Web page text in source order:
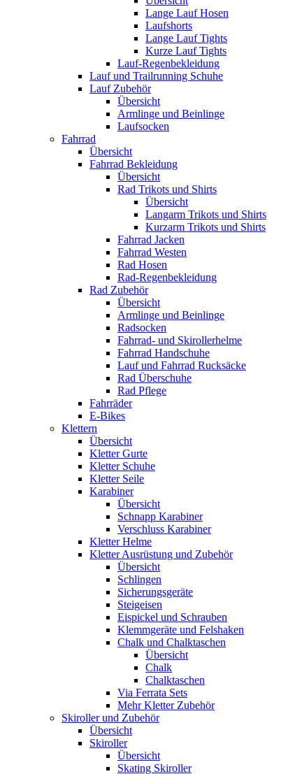
Lange Lauf Hosen
Laufshorts
Lange Lauf Tights
Kurze Lauf Tights
Lauf-Regenbekleidung
Lauf und Trailrunning Schuhe
Lauf Zubehör
Übersicht
Armlinge und Beinlinge
Laufsocken
Fahrrad
Übersicht
Fahrrad Bekleidung
Übersicht
Rad Trikots und Shirts
Übersicht
Langarm Trikots und Shirts
Kurzarm Trikots und Shirts
Fahrrad Jacken
Fahrrad Westen
Rad Hosen
Rad-Regenbekleidung
Rad Zubehör
Übersicht
Armlinge und Beinlinge
Radsocken
Fahrrad- und Skirollerhelme
Fahrrad Handschuhe
Lauf und Fahrrad Rucksäcke
Rad Überschuhe
Rad Pflege
Fahrräder
E-Bikes
Klettern
Übersicht
Kletter Gurte
Kletter Schuhe
Kletter Seile
Karabiner
Übersicht
Schnapp Karabiner
Verschluss Karabiner
Kletter Helme
Kletter Ausrüstung und Zubehör
Übersicht
Schlingen
Sicherungsgeräte
Steigeisen
Eispickel und Schrauben
Klemmgeräte und Felshaken
Chalk und Chalktaschen
Übersicht
Chalk
Chalktaschen
Via Ferrata Sets
Mehr Kletter Zubehör
Skiroller und Zubehör
Übersicht
Skiroller
Übersicht
Skating Skiroller